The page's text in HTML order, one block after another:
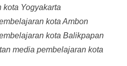
Yogyakarta
kota Ambon
kota Balikpapan
media pembelajaran kota